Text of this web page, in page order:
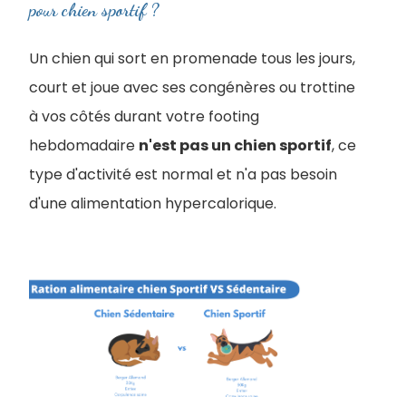
pour chien sportif ?
Un chien qui sort en promenade tous les jours,
court et joue avec ses congénères ou trottine
à vos côtés durant votre footing
hebdomadaire n'est pas un chien sportif, ce
type d'activité est normal et n'a pas besoin
d'une alimentation hypercalorique.